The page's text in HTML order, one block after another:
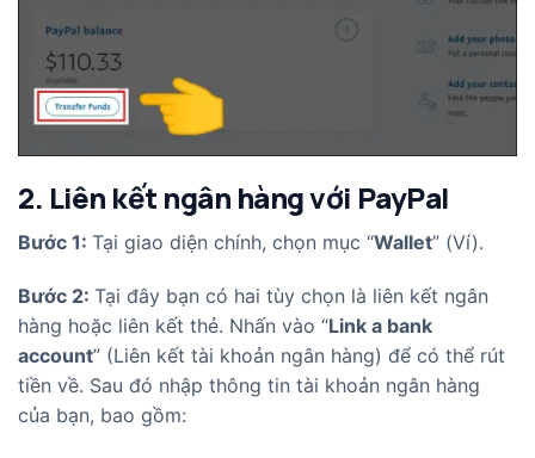
2. Liên kết ngân hàng với PayPal
Bước 1: Tại giao diện chính, chọn mục “Wallet” (Ví).
Bước 2: Tại đây bạn có hai tùy chọn là liên kết ngân
hàng hoặc liên kết thẻ. Nhấn vào “Link a bank
account” (Liên kết tài khoản ngân hàng) để có thể rút
tiền về. Sau đó nhập thông tin tài khoản ngân hàng
của bạn, bao gồm: